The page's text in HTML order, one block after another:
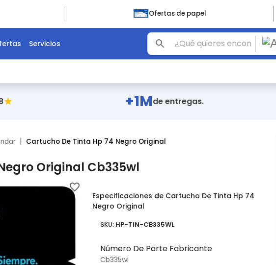
Ofertas de papel
Servicios
+1Mde entregas.
| Cartucho De Tinta Hp 74 Negro Original
Original Cb335wl
Especificaciones de Cartucho De Tinta Hp 74
Negro Original
SKU: HP-TIN-CB335WL
Número De Parte Fabricante
Cb335wl